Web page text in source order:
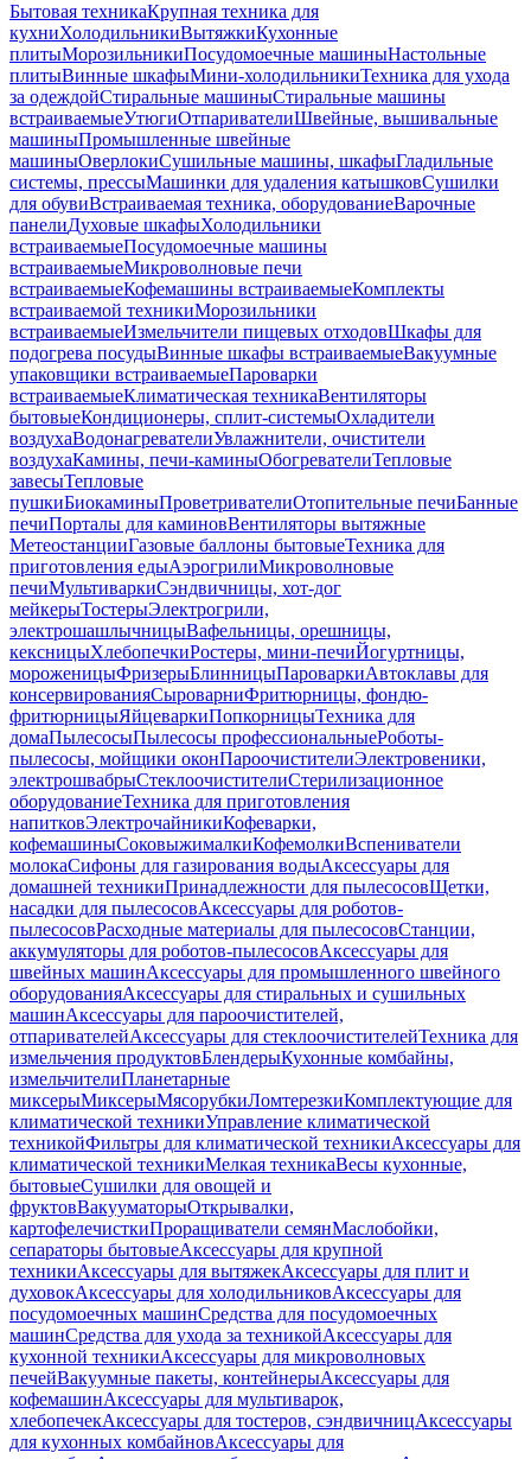
Бытовая техникаКрупная техника для
кухниХолодильникиВытяжкиКухонные
плитыМорозильникиПосудомоечные машиныНастольные
плитыВинные шкафыМини-холодильникиТехника для ухода
за одеждойСтиральные машиныСтиральные машины
встраиваемыеУтюгиОтпаривателиШвейные, вышивальные
машиныПромышленные швейные
машиныОверлокиСушильные машины, шкафыГладильные
системы, прессыМашинки для удаления катышковСушилки
для обувиВстраиваемая техника, оборудованиеВарочные
панелиДуховые шкафыХолодильники
встраиваемыеПосудомоечные машины
встраиваемыеМикроволновые печи
встраиваемыеКофемашины встраиваемыеКомплекты
встраиваемой техникиМорозильники
встраиваемыеИзмельчители пищевых отходовШкафы для
подогрева посудыВинные шкафы встраиваемыеВакуумные
упаковщики встраиваемыеПароварки
встраиваемыеКлиматическая техникаВентиляторы
бытовыеКондиционеры, сплит-системыОхладители
воздухаВодонагревателиУвлажнители, очистители
воздухаКамины, печи-каминыОбогревателиТепловые
завесыТепловые
пушкиБиокаминыПроветривателиОтопительные печиБанные
печиПорталы для каминовВентиляторы вытяжные
МетеостанцииГазовые баллоны бытовыеТехника для
приготовления едыАэрогрилиМикроволновые
печиМультиваркиСэндвичницы, хот-дог
мейкерыТостерыЭлектрогрили,
электрошашлычницыВафельницы, орешницы,
кексницыХлебопечкиРостеры, мини-печиЙогуртницы,
мороженицыФризерыБлинницыПароваркиАвтоклавы для
консервированияСыроварниФритюрницы, фондю-
фритюрницыЯйцеваркиПопкорницыТехника для
домаПылесосыПылесосы профессиональныеРоботы-
пылесосы, мойщики оконПароочистителиЭлектровеники,
электрошвабрыСтеклоочистителиСтерилизационное
оборудованиеТехника для приготовления
напитковЭлектрочайникиКофеварки,
кофемашиныСоковыжималкиКофемолкиВспениватели
молокаСифоны для газирования водыАксессуары для
домашней техникиПринадлежности для пылесосовЩетки,
насадки для пылесосовАксессуары для роботов-
пылесосовРасходные материалы для пылесосовСтанции,
аккумуляторы для роботов-пылесосовАксессуары для
швейных машинАксессуары для промышленного швейного
оборудованияАксессуары для стиральных и сушильных
машинАксессуары для пароочистителей,
отпаривателейАксессуары для стеклоочистителейТехника для
измельчения продуктовБлендерыКухонные комбайны,
измельчителиПланетарные
миксерыМиксерыМясорубкиЛомтерезкиКомплектующие для
климатической техникиУправление климатической
техникойФильтры для климатической техникиАксессуары для
климатической техникиМелкая техникаВесы кухонные,
бытовыеСушилки для овощей и
фруктовВакууматорыОткрывалки,
картофелечисткиПроращиватели семянМаслобойки,
сепараторы бытовыеАксессуары для крупной
техникиАксессуары для вытяжекАксессуары для плит и
духовокАксессуары для холодильниковАксессуары для
посудомоечных машинСредства для посудомоечных
машинСредства для ухода за техникойАксессуары для
кухонной техникиАксессуары для микроволновых
печейВакуумные пакеты, контейнерыАксессуары для
кофемашинАксессуары для мультиварок,
хлебопечекАксессуары для тостеров, сэндвичницАксессуары
для кухонных комбайновАксессуары для